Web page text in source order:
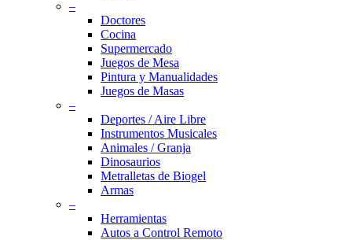
–
Doctores
Cocina
Supermercado
Juegos de Mesa
Pintura y Manualidades
Juegos de Masas
–
Deportes / Aire Libre
Instrumentos Musicales
Animales / Granja
Dinosaurios
Metralletas de Biogel
Armas
–
Herramientas
Autos a Control Remoto